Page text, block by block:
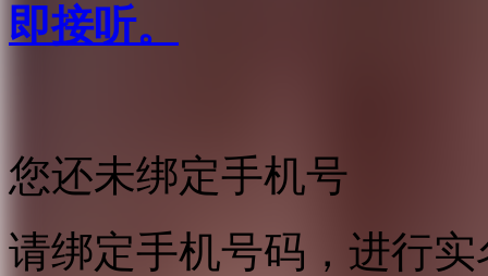
即接听。
您还未绑定手机号
请绑定手机号码，进行